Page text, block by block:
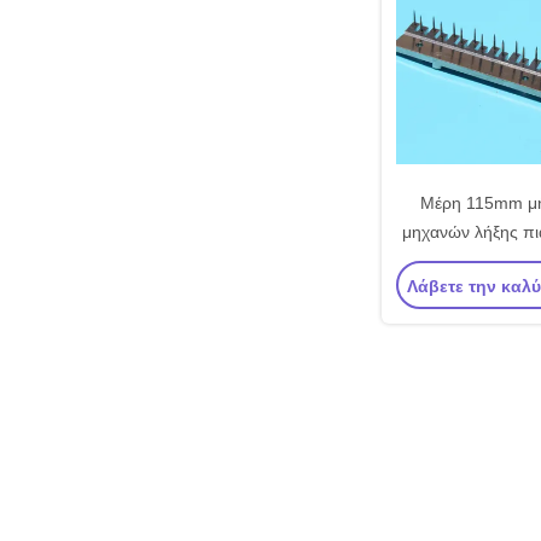
Μέρη 115mm
μηχανών λήξης
φραγμών
Λάβετε την